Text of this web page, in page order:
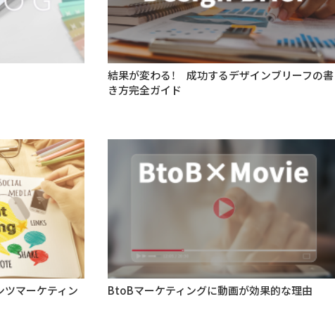
結果が変わる！ 成功するデザインブリーフの書
き方完全ガイド
マーケティン
BtoBマーケティングに動画が効果的な理由